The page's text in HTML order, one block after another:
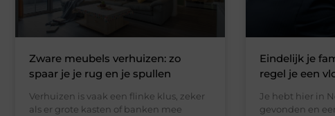
Zware meubels verhuizen: zo
spaar je je rug en je spullen
Verhuizen is vaak een flinke klus, zeker
als er grote kasten of banken mee
Eindelijk je
regel je een
Je hebt hier in
gevonden en